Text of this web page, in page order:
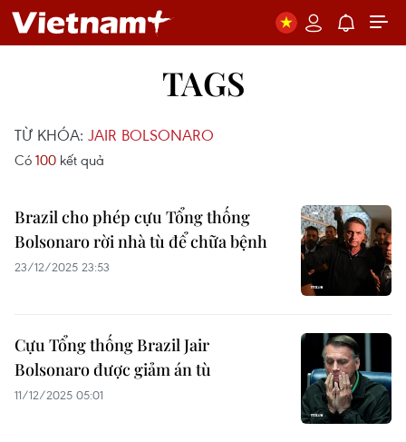
TAGS
TỪ KHÓA: JAIR BOLSONARO
Có 100 kết quả
Brazil cho phép cựu Tổng thống
Bolsonaro rời nhà tù để chữa bệnh
23/12/2025 23:53
Cựu Tổng thống Brazil Jair
Bolsonaro được giảm án tù
11/12/2025 05:01